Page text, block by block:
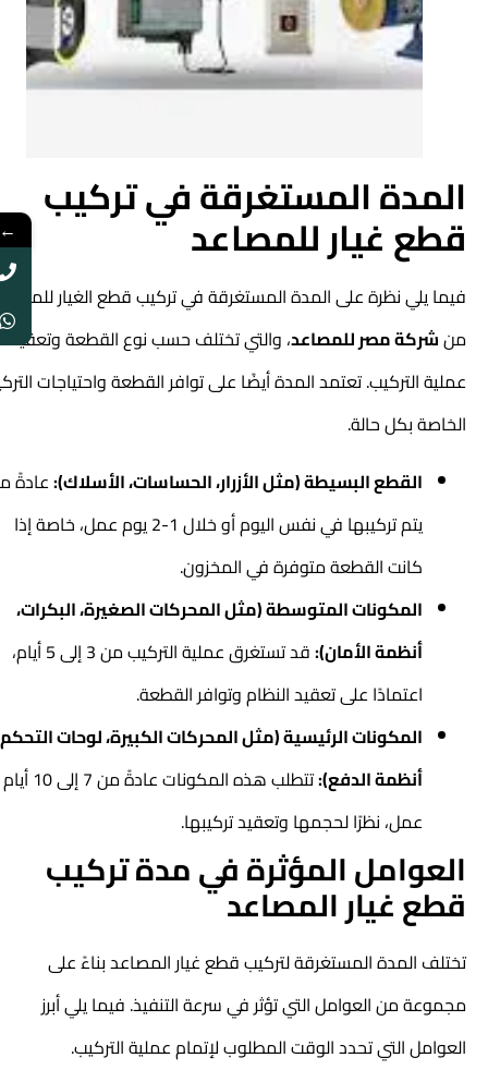
المدة المستغرقة في تركيب
قطع غيار للمصاعد
فيما يلي نظرة على المدة المستغرقة في تركيب قطع الغيار للمصاعد
منشركة مصر للمصاعد، والتي تختلف حسب نوع القطعة وتعقيد
عملية التركيب. تعتمد المدة أيضًا على توافر القطعة واحتياجات التركيب
الخاصة بكل حالة.
القطع البسيطة (مثل الأزرار، الحساسات، الأسلاك):عادةً ما
يتم تركيبها في نفس اليوم أو خلال 1-2 يوم عمل، خاصة إذا
كانت القطعة متوفرة في المخزون.
المكونات المتوسطة (مثل المحركات الصغيرة، البكرات،
أنظمة الأمان):
قد تستغرق عملية التركيب من 3 إلى 5 أيام،
اعتمادًا على تعقيد النظام وتوافر القطعة.
المكونات الرئيسية (مثل المحركات الكبيرة، لوحات التحكم،
أنظمة الدفع):
تتطلب هذه المكونات عادةً من 7 إلى 10 أيام
عمل، نظرًا لحجمها وتعقيد تركيبها.
العوامل المؤثرة في مدة تركيب
قطع غيار المصاعد
تختلف المدة المستغرقة لتركيب قطع غيار المصاعد بناءً على
مجموعة من العوامل التي تؤثر في سرعة التنفيذ. فيما يلي أبرز
العوامل التي تحدد الوقت المطلوب لإتمام عملية التركيب.
←